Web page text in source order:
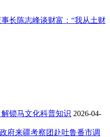
长陈志峰谈财富：“我从土财
锁马文化科普知识 2026-04-
府来疆考察团赴吐鲁番市调